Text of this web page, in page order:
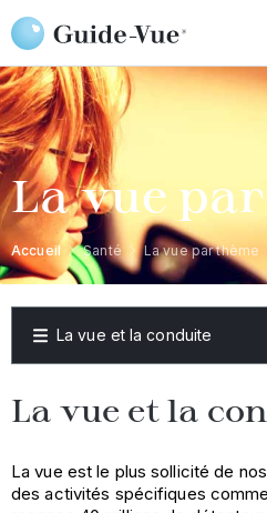
Aller au contenu principal
La vue
Accueil Santé La vue par thème
La vue et la conduite
La vue et la
La vue est le plus sollicité de
des activités spécifiques